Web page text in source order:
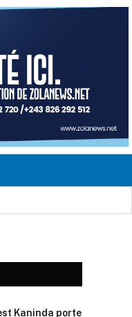
Kaninda porte